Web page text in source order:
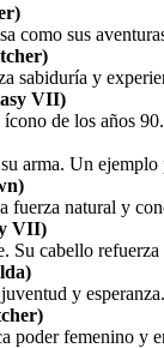
como sus
sabiduría y
VII)
de los años
arma. Un
fuerza natural y
VII)
Su cabello
y
poder femenino y